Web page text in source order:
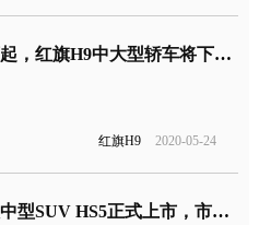
预售35万起，红旗H9中大型轿车将下月上市
红旗H9 2020-05-24
红旗首款中型SUV HS5正式上市，市场售价18.38-24.98万元